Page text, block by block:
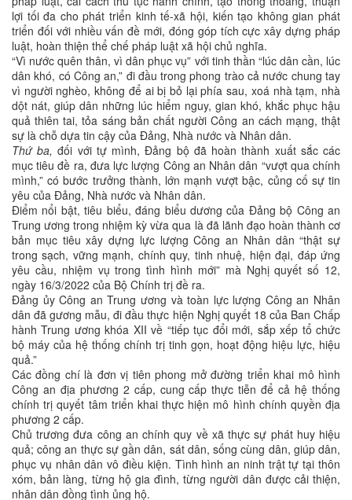
lợi tối đa cho phát triển kinh tế-xã hội, kiến tạo không gian phát
triển đối với nhiều vấn đề mới, đóng góp tích cực xây dựng pháp
luật, hoàn thiện thể chế pháp luật xã hội chủ nghĩa.
“Vì nước quên thân, vì dân phục vụ” với tinh thần “lúc dân cần, lúc
dân khó, có Công an,” đi đầu trong phong trào cả nước chung tay
vì người nghèo, không để ai bị bỏ lại phía sau, xoá nhà tạm, nhà
dột nát, giúp dân những lúc hiểm nguy, gian khó, khắc phục hậu
quả thiên tai, tỏa sáng bản chất người Công an cách mạng, thật
sự là chỗ dựa tin cậy của Đảng, Nhà nước và Nhân dân.
Thứ ba, đối với tự mình, Đảng bộ đã hoàn thành xuất sắc các
mục tiêu đề ra, đưa lực lượng Công an Nhân dân “vượt qua chính
mình,” có bước trưởng thành, lớn mạnh vượt bậc, củng cố sự tin
yêu của Đảng, Nhà nước và Nhân dân.
Điểm nổi bật, tiêu biểu, đáng biểu dương của Đảng bộ Công an
Trung ương trong nhiệm kỳ vừa qua là đã lãnh đạo hoàn thành cơ
bản mục tiêu xây dựng lực lượng Công an Nhân dân “thật sự
trong sạch, vững mạnh, chính quy, tinh nhuệ, hiện đại, đáp ứng
yêu cầu, nhiệm vụ trong tình hình mới” mà Nghị quyết số 12,
ngày 16/3/2022 của Bộ Chính trị đề ra.
Đảng ủy Công an Trung ương và toàn lực lượng Công an Nhân
dân đã gương mẫu, đi đầu thực hiện Nghị quyết 18 của Ban Chấp
hành Trung ương khóa XII về “tiếp tục đổi mới, sắp xếp tổ chức
bộ máy của hệ thống chính trị tinh gọn, hoạt động hiệu lực, hiệu
quả.”
Các đồng chí là đơn vị tiên phong mở đường triển khai mô hình
Công an địa phương 2 cấp, cung cấp thực tiễn để cả hệ thống
chính trị quyết tâm triển khai thực hiện mô hình chính quyền địa
phương 2 cấp.
Chủ trương đưa công an chính quy về xã thực sự phát huy hiệu
quả; công an thực sự gần dân, sát dân, sống cùng dân, giúp dân,
phục vụ nhân dân vô điều kiện. Tình hình an ninh trật tự tại thôn
xóm, bản làng, từng hộ gia đình, từng người dân được cải thiện,
nhân dân đồng tình ủng hộ.